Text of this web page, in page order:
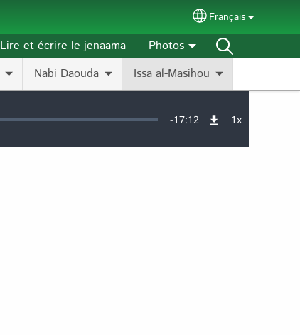
Select your
Français
Nabi Daouda Issa al-Masihou
Lire et écrire le jenaama Photos
Remaining
Time
-17:12 1xVitesse
lecture